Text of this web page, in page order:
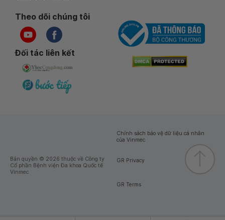
Theo dõi chúng tôi
Đối tác liên kết
Bản quyền © 2026 thuộc về Công ty
Cổ phần Bệnh viện Đa khoa Quốc tế
Vinmec
Chính sách bảo vệ dữ liệu cá nhân
của Vinmec
GR Privacy
GR Terms